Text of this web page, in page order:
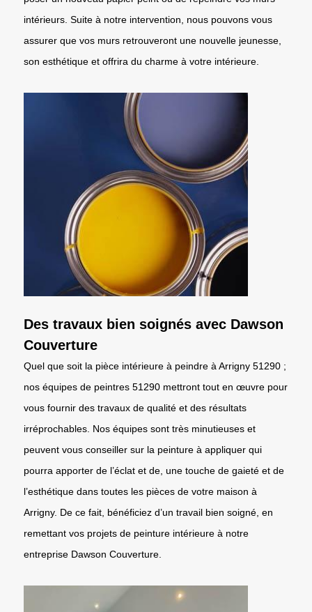
intérieurs. Suite à notre intervention, nous pouvons vous
assurer que vos murs retrouveront une nouvelle jeunesse,
son esthétique et offrira du charme à votre intérieure.
Des travaux bien soignés avec Dawson
Couverture
Quel que soit la pièce intérieure à peindre à Arrigny 51290 ;
nos équipes de peintres 51290 mettront tout en œuvre pour
vous fournir des travaux de qualité et des résultats
irréprochables. Nos équipes sont très minutieuses et
peuvent vous conseiller sur la peinture à appliquer qui
pourra apporter de l’éclat et de, une touche de gaieté et de
l’esthétique dans toutes les pièces de votre maison à
Arrigny. De ce fait, bénéficiez d’un travail bien soigné, en
remettant vos projets de peinture intérieure à notre
entreprise Dawson Couverture.